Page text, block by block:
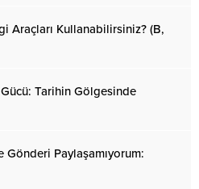
Araçları Kullanabilirsiniz? (B,
Tarihin Gölgesinde
Gönderi Paylaşamıyorum: